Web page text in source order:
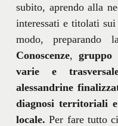
subito, aprendo alla
interessati e titolati
modo, preparando
Conoscenze,gruppo
varie e
alessandrine
diagnosi territoriali
locale. Per fare tutto